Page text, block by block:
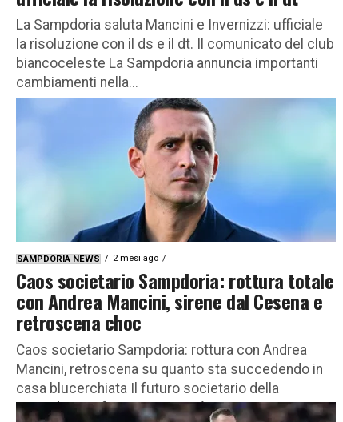
La Sampdoria saluta Mancini e Invernizzi: ufficiale
la risoluzione con il ds e il dt. Il comunicato del club
biancoceleste La Sampdoria annuncia importanti
cambiamenti nella...
SAMPDORIA NEWS 2 mesi ago
Caos societario Sampdoria: rottura totale
con Andrea Mancini, sirene dal Cesena e
retroscena choc
Caos societario Sampdoria: rottura con Andrea
Mancini, retroscena su quanto sta succedendo in
casa blucerchiata Il futuro societario della
Sampdoria si fa ogni giorno più incerto,...